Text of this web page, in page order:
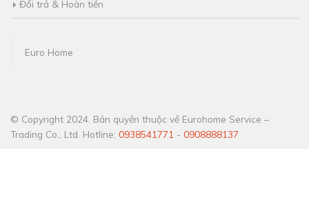
© Copyright 2024. Bản quyền thuộc về Eurohome Service –
Trading Co., Ltd. Hotline: